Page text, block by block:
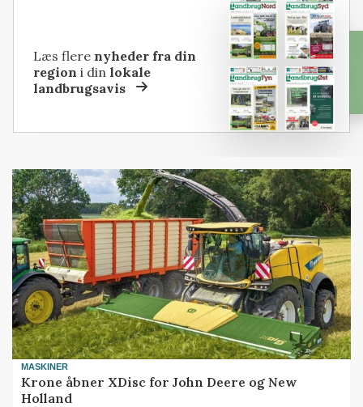
Læs flere nyheder fra din
region i dinlokale
landbrugsavis
MASKINER
Krone åbner XDisc for John Deere og New
Holland